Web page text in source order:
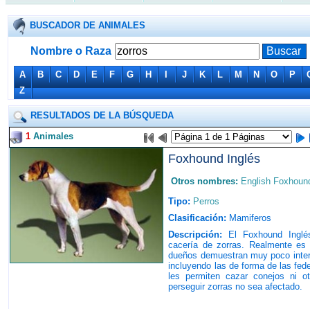
BUSCADOR DE ANIMALES
Nombre o Raza
A B C D E F G H I J K L M N O P
Z
RESULTADOS DE LA BÚSQUEDA
1 Animales
Foxhound Inglés
Otros nombres: English
Tipo: Perros
Clasificación: Mamiferos
Descripción: El Foxhound
cacería de zorras. Realmente
dueños demuestran muy poco
incluyendo las de forma de las
les permiten cazar conejos ni
perseguir zorras no sea afectado.